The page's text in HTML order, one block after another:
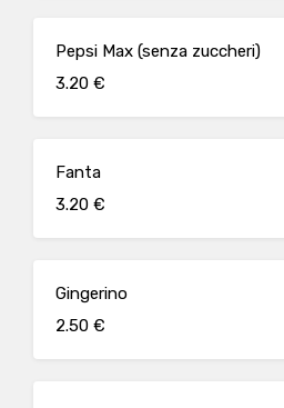
Pepsi Max (senza zuccheri)
3.20 €
Fanta
3.20 €
Gingerino
2.50 €